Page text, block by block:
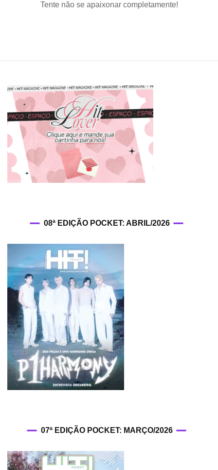
comeback
mente!
OF
LIFE
traz
energia
de
verão
em
“Sticky”
Tente não se apaixonar completamente!
08ª EDIÇÃO POCKET: ABRIL/2026
07ª EDIÇÃO POCKET: MARÇO/2026